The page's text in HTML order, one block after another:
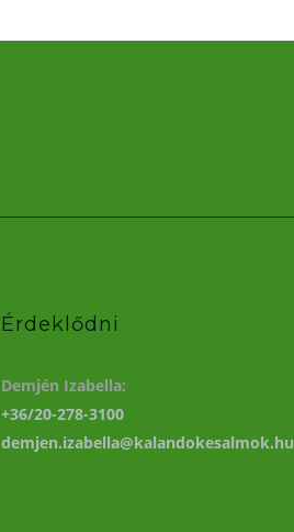
Érdeklődni
Demjén Izabella:
+36/20-278-3100
demjen.izabella@kalandokesalmok.hu